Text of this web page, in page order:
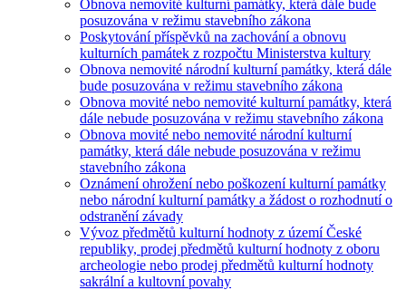
Obnova nemovité kulturní památky, která dále bude
posuzována v režimu stavebního zákona
Poskytování příspěvků na zachování a obnovu
kulturních památek z rozpočtu Ministerstva kultury
Obnova nemovité národní kulturní památky, která dále
bude posuzována v režimu stavebního zákona
Obnova movité nebo nemovité kulturní památky, která
dále nebude posuzována v režimu stavebního zákona
Obnova movité nebo nemovité národní kulturní
památky, která dále nebude posuzována v režimu
stavebního zákona
Oznámení ohrožení nebo poškození kulturní památky
nebo národní kulturní památky a žádost o rozhodnutí o
odstranění závady
Vývoz předmětů kulturní hodnoty z území České
republiky, prodej předmětů kulturní hodnoty z oboru
archeologie nebo prodej předmětů kulturní hodnoty
sakrální a kultovní povahy